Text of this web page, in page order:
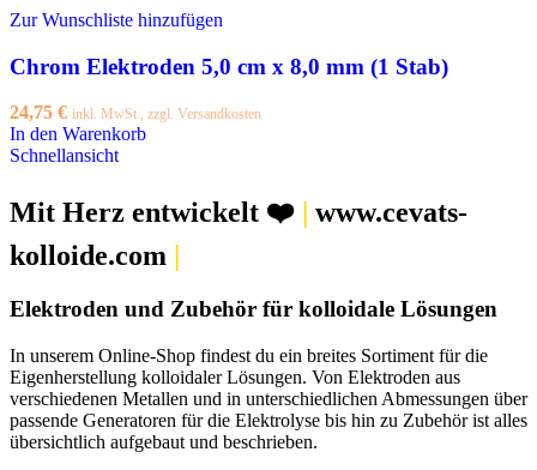
Zur Wunschliste hinzufügen
Chrom Elektroden 5,0 cm x 8,0 mm (1 Stab)
24,75 € inkl. MwSt., zzgl. Versandkosten
In den Warenkorb
Schnellansicht
Mit Herz entwickelt ❤️
www.cevats-
kolloide.com
Elektroden und Zubehör für kolloidale Lösungen
In unserem Online-Shop findest du ein breites Sortiment für die
Eigenherstellung kolloidaler Lösungen. Von Elektroden aus
verschiedenen Metallen und in unterschiedlichen Abmessungen über
passende Generatoren für die Elektrolyse bis hin zu Zubehör ist alles
übersichtlich aufgebaut und beschrieben.